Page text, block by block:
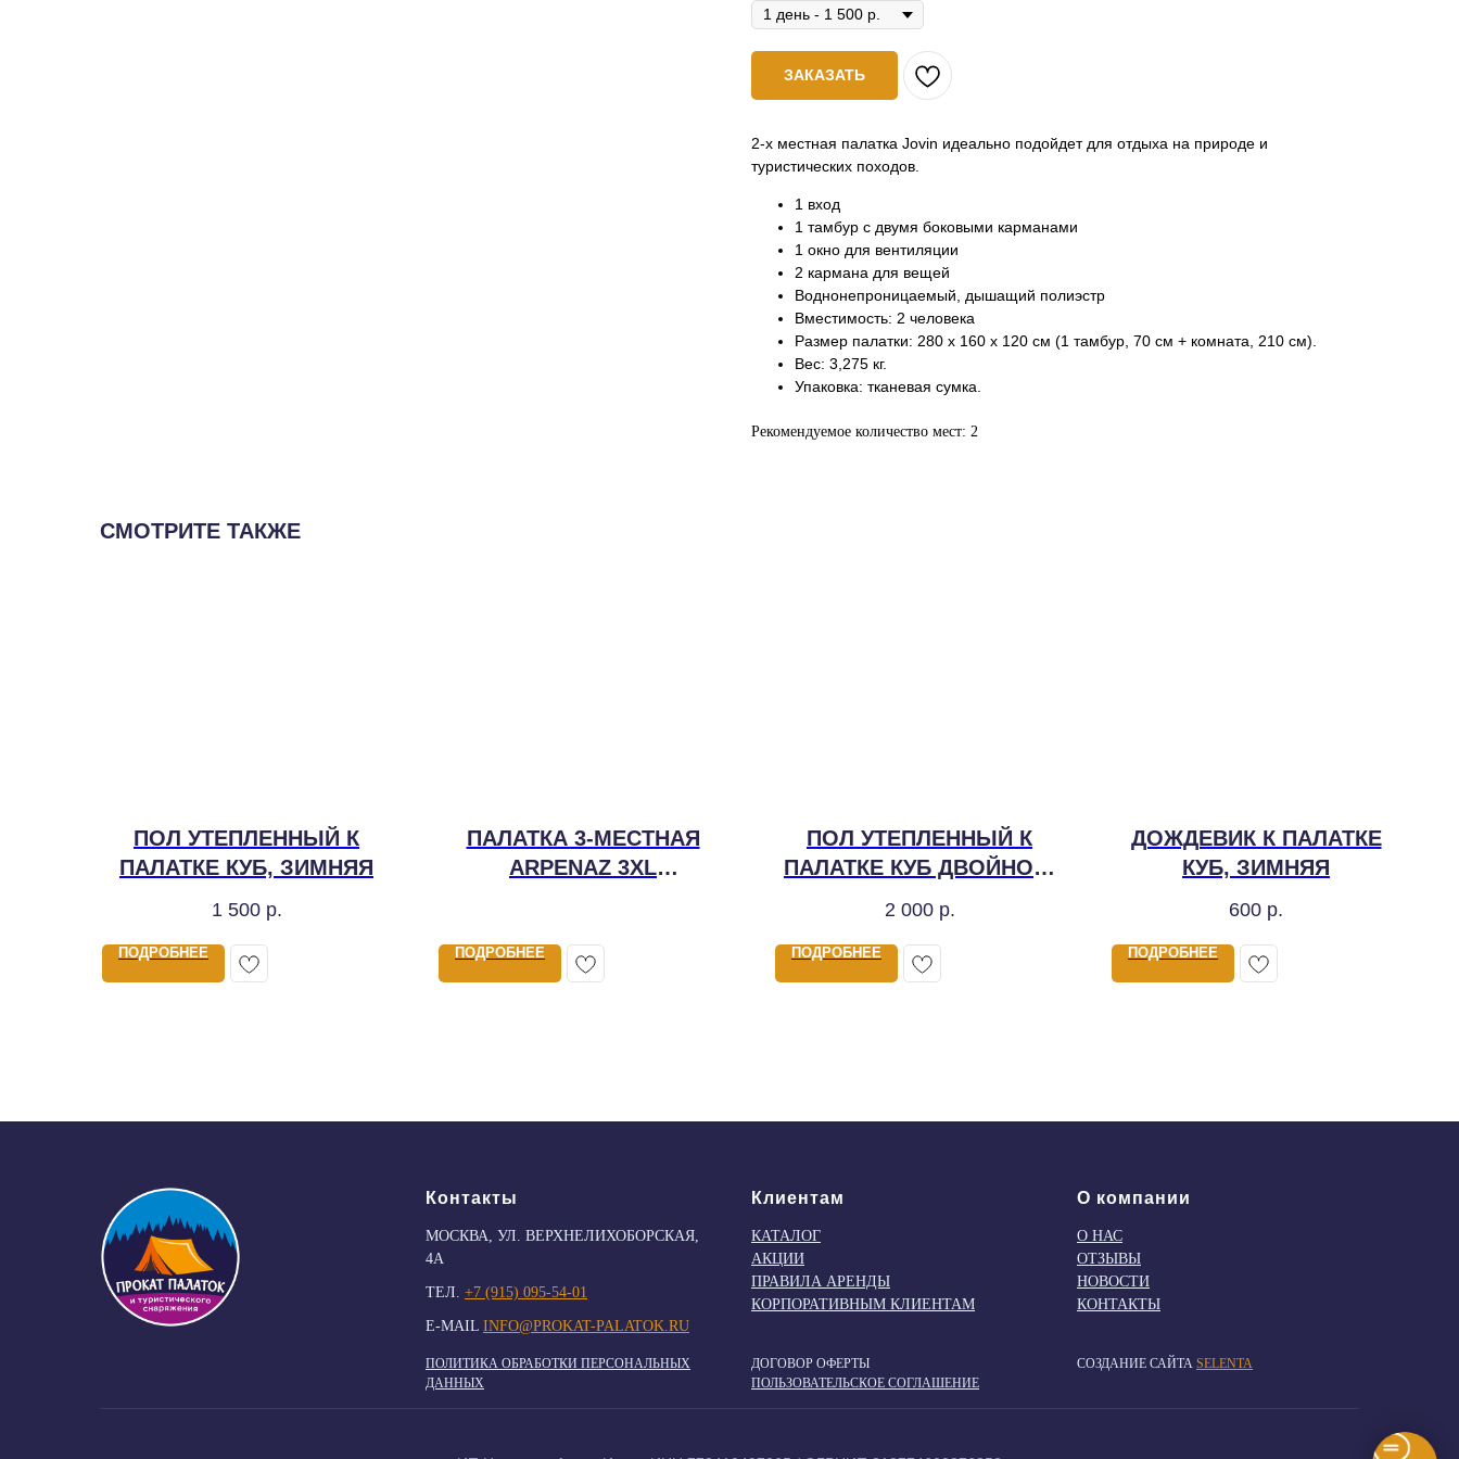
ЗАКАЗАТЬ
2-х местная палатка Jovin идеально подойдет для отдыха на природе и
туристических походов.
1 вход
1 тамбур с двумя боковыми карманами
1 окно для вентиляции
2 кармана для вещей
Воднонепроницаемый, дышащий полиэстр
Вместимость: 2 человека
Размер палатки: 280 x 160 x 120 см (1 тамбур, 70 см + комната, 210 см).
Вес: 3,275 кг.
Упаковка: тканевая сумка.
Рекомендуемое количество мест: 2
СМОТРИТЕ ТАКЖЕ
ПОЛ УТЕПЛЕННЫЙ К
ПАЛАТКЕ КУБ, ЗИМНЯЯ
1 500 р.
ПОДРОБНЕЕ
ПАЛАТКА 3-МЕСТНАЯ
ARPENAZ 3XL
ПОДРОБНЕЕ
ПОЛ УТЕПЛЕННЫЙ К
ПАЛАТКЕ КУБ ДВОЙНОЙ,
2 000 р.
ПОДРОБНЕЕ
ДОЖДЕВИК К ПАЛАТКЕ
КУБ, ЗИМНЯЯ
600 р.
ПОДРОБНЕЕ
Контакты
МОСКВА, УЛ. ВЕРХНЕЛИХОБОРСКАЯ,
4А
ТЕЛ. +7 (915) 095-54-01
E-MAIL INFO@PROKAT-PALATOK.RU
Клиентам
КАТАЛОГ
АКЦИИ
ПРАВИЛА АРЕНДЫ
КОРПОРАТИВНЫМ КЛИЕНТАМ
О компании
О НАС
ОТЗЫВЫ
НОВОСТИ
КОНТАКТЫ
ПОЛИТИКА ОБРАБОТКИ ПЕРСОНАЛЬНЫХ
ДАННЫХ
ДОГОВОР ОФЕРТЫ
ПОЛЬЗОВАТЕЛЬСКОЕ СОГЛАШЕНИЕ
СОЗДАНИЕ САЙТА SELENTA